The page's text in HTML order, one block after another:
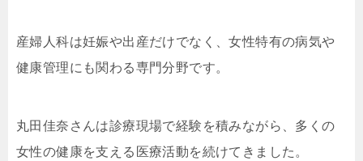
産婦人科は妊娠や出産だけでなく、女性特有の病気や
健康管理にも関わる専門分野です。
丸田佳奈さんは診療現場で経験を積みながら、多くの
女性の健康を支える医療活動を続けてきました。